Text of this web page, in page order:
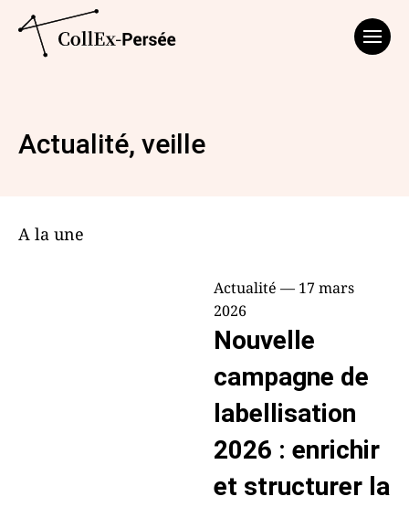
Actualité, veille
A la une
Actualité — 17 mars
2026
Nouvelle
campagne de
labellisation
2026 : enrichir
et structurer la